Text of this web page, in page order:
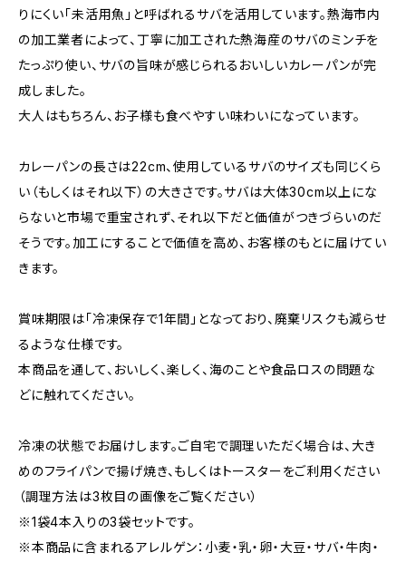
りにくい「未活用魚」と呼ばれるサバを活用しています。熱海市内
の加工業者によって、丁寧に加工された熱海産のサバのミンチを
たっぷり使い、サバの旨味が感じられるおいしいカレーパンが完
成しました。
大人はもちろん、お子様も食べやすい味わいになっています。
カレーパンの長さは22cm、使用しているサバのサイズも同じくら
い（もしくはそれ以下）の大きさです。サバは大体30cm以上にな
らないと市場で重宝されず、それ以下だと価値がつきづらいのだ
そうです。加工にすることで価値を高め、お客様のもとに届けてい
きます。
賞味期限は「冷凍保存で1年間」となっており、廃棄リスクも減らせ
るような仕様です。
本商品を通して、おいしく、楽しく、海のことや食品ロスの問題な
どに触れてください。
冷凍の状態でお届けします。ご自宅で調理いただく場合は、大き
めのフライパンで揚げ焼き、もしくはトースターをご利用ください
（調理方法は3枚目の画像をご覧ください）
※1袋4本入りの3袋セットです。
※本商品に含まれるアレルゲン：小麦・乳・卵・大豆・サバ・牛肉・